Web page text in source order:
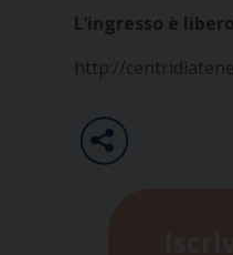
L’ingresso è
http://